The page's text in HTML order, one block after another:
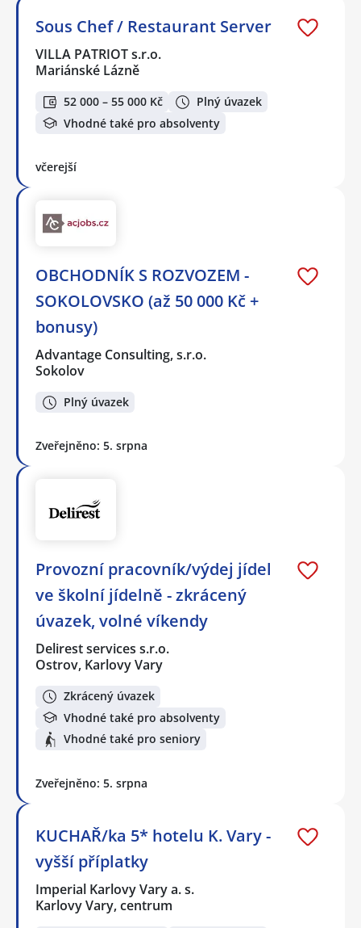
Sous Chef / Restaurant Server
VILLA PATRIOT s.r.o.
Mariánské Lázně
52 000 – 55 000 Kč
Plný úvazek
Vhodné také pro absolventy
včerejší
OBCHODNÍK S ROZVOZEM -
SOKOLOVSKO (až 50 000 Kč +
bonusy)
Advantage Consulting, s.r.o.
Sokolov
Plný úvazek
Zveřejněno: 5. srpna
Provozní pracovník/výdej jídel
ve školní jídelně - zkrácený
úvazek, volné víkendy
Delirest services s.r.o.
Ostrov, Karlovy Vary
Zkrácený úvazek
Vhodné také pro absolventy
Vhodné také pro seniory
Zveřejněno: 5. srpna
KUCHAŘ/ka 5* hotelu K. Vary -
vyšší příplatky
Imperial Karlovy Vary a. s.
Karlovy Vary, centrum